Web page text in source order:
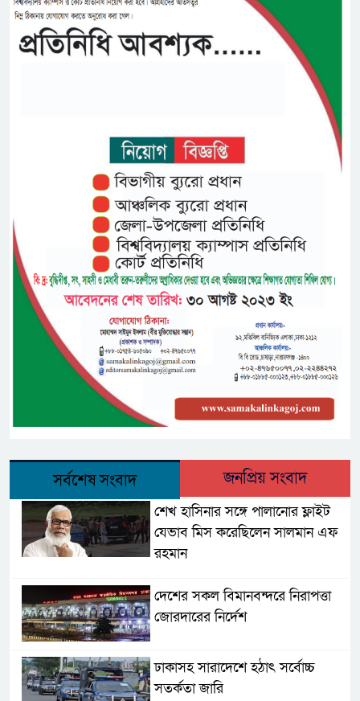
সর্বশেষ সংবাদ জনপ্রিয় সংবাদ
শেখ হাসিনার সঙ্গে পালানোর ফ্লাইট
যেভাব মিস করেছিলেন সালমান এফ
রহমান
দেশের সকল বিমানবন্দরে নিরাপত্তা
জোরদারের নির্দেশ
ঢাকাসহ সারাদেশে হঠাৎ সর্বোচ্চ
সতর্কতা জা‌রি